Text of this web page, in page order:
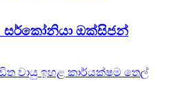
සර්කෝනියා ඔක්සිජන්